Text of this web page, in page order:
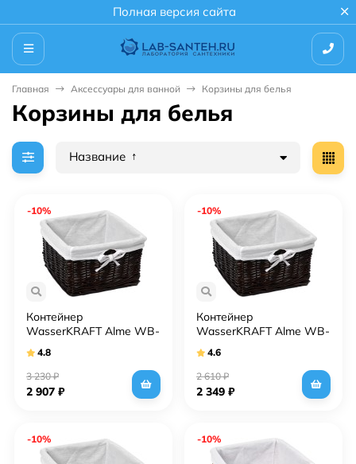
Полная версия сайта
Главная Аксессуары для ванной Корзины для белья
Корзины для белья
Название
-10%
Контейнер
WasserKRAFT Alme WB-
коричневый, большой
4.8
3 230₽
2 907 ₽
-10%
Контейнер
WasserKRAFT Alme WB-
коричневый, средний
4.6
2 610₽
2 349 ₽
-10% -10%